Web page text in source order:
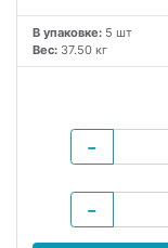
В упаковке: 5 шт
Вес: 37.50 кг
−
−